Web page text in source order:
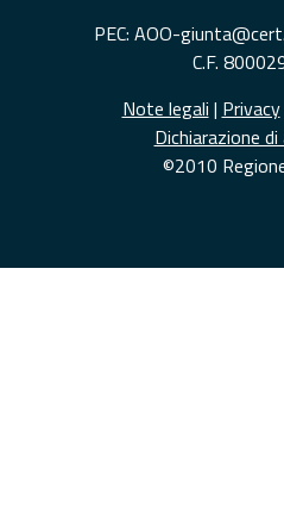
PEC: AOO-
C.F.
Note legali | Privacy
Dichiarazione
©2010